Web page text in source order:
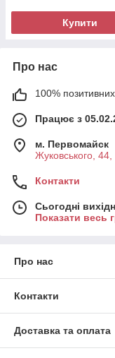
Купити
Про нас
100% позитивних
Працює з
м. Первомайск
Жуковського,
Контакти
Сьогодні
Показати весь
Про нас
Контакти
Доставка та оплата